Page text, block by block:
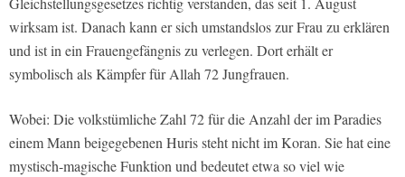
wirksam ist. Danach kann er sich umstandslos zur Frau zu erklären
und ist in ein Frauengefängnis zu verlegen. Dort erhält er
symbolisch als Kämpfer für Allah 72 Jungfrauen.
Wobei: Die volkstümliche Zahl 72 für die Anzahl der im Paradies
einem Mann beigegebenen Huris steht nicht im Koran. Sie hat eine
mystisch-magische Funktion und bedeutet etwa so viel wie